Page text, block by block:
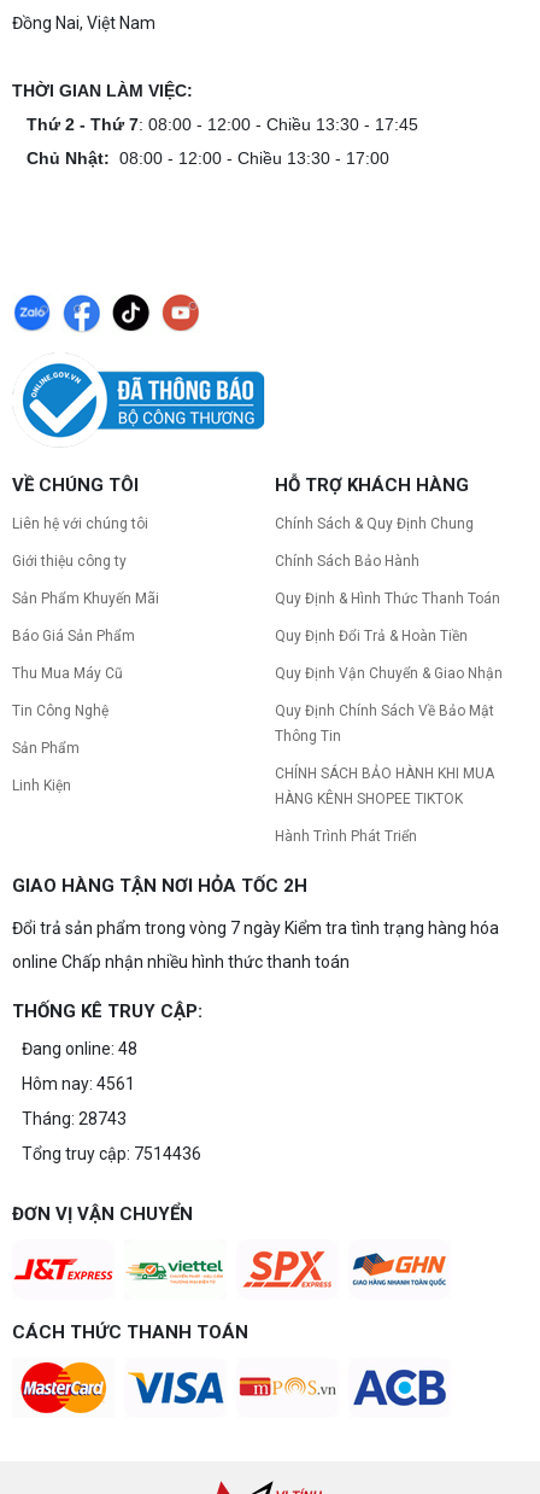
Đồng Nai, Việt Nam
THỜI GIAN LÀM VIỆC:
Thứ 2 - Thứ 7: 08:00 - 12:00 - Chiều 13:30 - 17:45
Chủ Nhật: 08:00 - 12:00 - Chiều 13:30 - 17:00
VỀ CHÚNG TÔI
Liên hệ với chúng tôi
Giới thiệu công ty
Sản Phẩm Khuyến Mãi
Báo Giá Sản Phẩm
Thu Mua Máy Cũ
Tin Công Nghệ
Sản Phẩm
Linh Kiện
HỖ TRỢ KHÁCH HÀNG
Chính Sách & Quy Định Chung
Chính Sách Bảo Hành
Quy Định & Hình Thức Thanh Toán
Quy Định Đổi Trả & Hoàn Tiền
Quy Định Vận Chuyển & Giao Nhận
Quy Định Chính Sách Về Bảo Mật
Thông Tin
CHÍNH SÁCH BẢO HÀNH KHI MUA
HÀNG KÊNH SHOPEE TIKTOK
Hành Trình Phát Triển
GIAO HÀNG TẬN NƠI HỎA TỐC 2H
Đổi trả sản phẩm trong vòng 7 ngày Kiểm tra tình trạng hàng hóa
online Chấp nhận nhiều hình thức thanh toán
THỐNG KÊ TRUY CẬP:
Đang online: 48
Hôm nay: 4561
Tháng: 28743
Tổng truy cập: 7514436
ĐƠN VỊ VẬN CHUYỂN
CÁCH THỨC THANH TOÁN